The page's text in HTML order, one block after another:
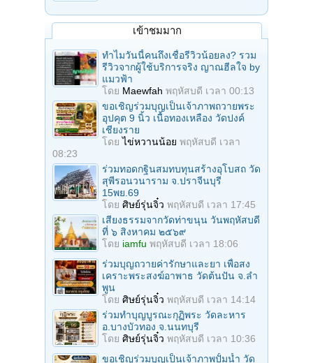
เข้าชมมาก
ทำไมวันนี้คนถึงเชื่อรีวิวน้อยลง? รวม
รีวิวจากผู้ใช้บริการจริง ญาณฮีลใจ by
แมวฟ้า
โดย Maewfah พฤหัสบดี เวลา 00:13
ขอเชิญร่วมบุญเป็นเจ้าภาพถวายพระ
อุปคุต 9 นิ้ว เนื้อทองเหลือง วัดปงค์
เชียงราย
โดยไข่หวานน้อย พฤหัสบดี เวลา
08:23
ร่วมทอดกฐินสมทบทุนสร้างอุโบสถ วัด
สุพีรอนวนาราม จ.ปราจีนบุรี
15พย.69
โดย ศิษย์รุ่นจิ๋ว พฤหัสบดี เวลา 17:45
เสียงธรรมจากวัดท่าขนุน วันพฤหัสบดี
ที่ ๖ สิงหาคม ๒๕๖๙
โดย iamfu พฤหัสบดี เวลา 18:06
ร่วมบุญถวายค่ารักษาและยา เพื่อสง
เคราะพระสงฆ์อาพาธ วัดต้นปัน จ.ลํา
พูน
โดย ศิษย์รุ่นจิ๋ว พฤหัสบดี เวลา 14:14
ร่วมทําบุญบูรณะกุฏิพระ วัดละหาร
อ.บางบัวทอง จ.นนทบุรี
โดย ศิษย์รุ่นจิ๋ว พฤหัสบดี เวลา 10:36
ขอเชิญร่วมบุญเป็นเจ้าภาพปั้มน้ำ วัด